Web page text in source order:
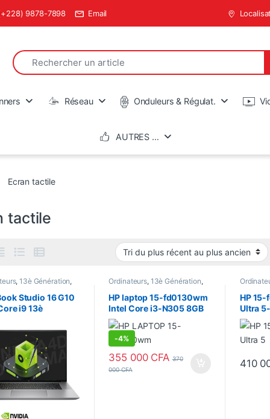
9878-7898 Email
Search for:
Réseau Onduleurs & Régulat.
AUTRES …
Ecran tactile
tactile
,13è Génération,
Memoire Graphique
Portatifs,Processeur
Studio 16 G10
i9 13è
16 Pouces Tactile
NVIDIA RTX A1000
Ordinateurs, 13è Génération,
tactile,Portatifs ,Processeur
Intel
HP laptop 15-fd0130wm
Intel Core i3-N305 8GB
DDR4 /512GB SSD NVMe
Ecran 15.6 Pouces
Tactile
-4%
355 000 CFA 370
000CFA
Ecran
Portatifs
HP
Ultra
512Go
410